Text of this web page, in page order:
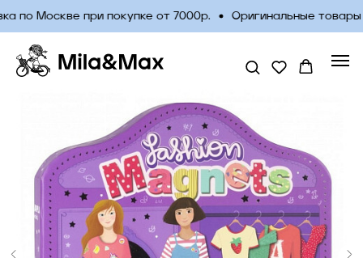
по Москве при покупке от 7000р. Оригинальные товары